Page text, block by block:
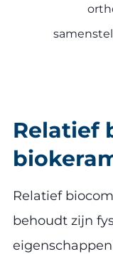
Relatief
Relatief
behoudt zijn